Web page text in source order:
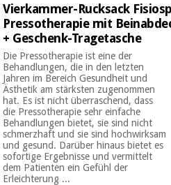
Vierkammer-Rucksack
Pressotherapie mit
+ Geschenk-Tragetasche
Die Pressotherapie ist eine der
Behandlungen, die in den letzten
Jahren im Bereich Gesundheit und
Ästhetik am stärksten zugenommen
hat. Es ist nicht überraschend, dass
die Pressotherapie sehr einfache
Behandlungen bietet, sie sind nicht
schmerzhaft und sie sind hochwirksam
und gesund. Darüber hinaus bietet es
sofortige Ergebnisse und vermittelt
dem Patienten ein Gefühl der
Erleichterung ...